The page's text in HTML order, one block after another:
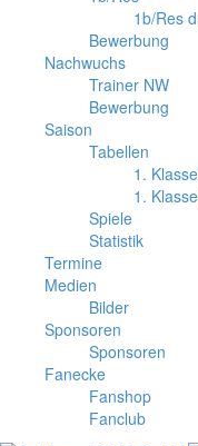
1b/Res
Bewerbung
Nachwuchs
Trainer NW
Bewerbung
Saison
Tabellen
1.
1.
Spiele
Statistik
Termine
Medien
Bilder
Sponsoren
Sponsoren
Fanecke
Fanshop
Fanclub